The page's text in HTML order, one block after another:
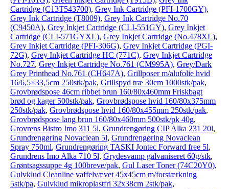
Cartridge (C13T543700), Grey Ink Cartridge (PFI-1700GY),
Grey Ink Cartridge (T8009), Grey Ink Cartridge No.70
(C9450A), Grey Inkjet Cartridge (CLI-551GY), Grey Inkjet
Cartridge (CLI-571GYXL), Grey Inkjet Cartridge (No.478XL),
Grey Inkjet Cartridge (PFI-306G), Grey Inkjet Cartridge (PGI-
72G), Grey Inkjet Cartridge HC (771C), Grey Inkjet Cartridge
No.727, Grey Inkjet Cartridge No.761 (CM995A), Grey/Dark
Grey Printhead No.761 (CH647A), Grillposer m/alufolie hvid
16/6,5×33,5cm 250stk/pak, Grillspyd træ 30cm 1000stk/pak,
Grovbrødspose 46cm ribbet brun 160/80x460mm Friskbagt
brød og kager 500stk/pak, Grovbrødspose hvid 160/80x375mm
250stk/pak, Grovbrødspose hvid 160/80x455mm 250stk/pak,
Grovbrødspose lang brun 160/80x460mm 500stk/pk 40g,
Grovrens Bistro Imo 311 5l, Grundrengøring CIP Alka 231 20l,
Grundrengøring Novaclean 5l, Grundrengøring Novaclean
Spray 750ml, Grundrengøring TASKI Jontec Forward free 5l,
Grundrens Imo Alka 710 5l, Grydesvamp galvaniseret 60g/stk,
Grøntsagssuppe 4g 100breve/pak, Gul Laser Toner (74C20Y0),
Gulvklud Cleanline vaffelvævet 45x45cm m/forstærkning
5stk/pa, Gulvklud mikroplastfri 32x38cm 2stk/pak,